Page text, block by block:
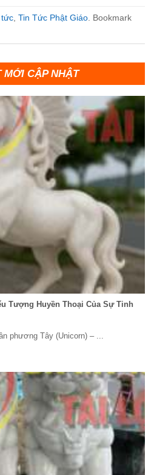
tức Tin Tức Phật Giáo . Bookmark
MỚI CẬP NHẬT
Tượng Huyền Thoại Của Sự Tinh
phương Tây (Unicorn) – ...